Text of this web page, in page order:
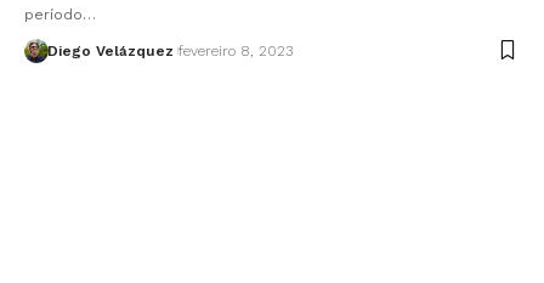
período…
Diego Velázquez fevereiro 8, 2023